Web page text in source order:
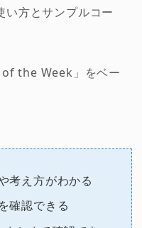
方とサンプルコー
the Week」をベー
考え方がわかる
確認できる